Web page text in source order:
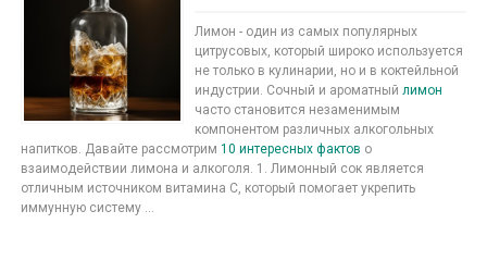
Лимон - один из самых популярных
цитрусовых, который широко используется
не только в кулинарии, но и в коктейльной
индустрии. Сочный и ароматный лимон
часто становится незаменимым
компонентом различных алкогольных
напитков. Давайте рассмотрим 10 интересных фактов о
взаимодействии лимона и алкоголя. 1. Лимонный сок является
отличным источником витамина C, который помогает укрепить
иммунную систему ...